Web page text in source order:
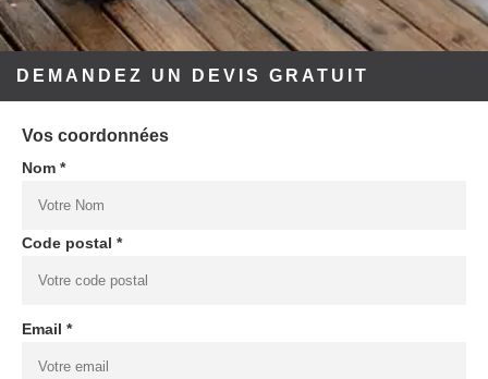
DEMANDEZ UN DEVIS GRATUIT
Vos coordonnées
Nom *
Code postal *
Email *